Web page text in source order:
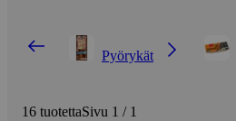
Pyörykät
16 tuotettaSivu 1 / 1